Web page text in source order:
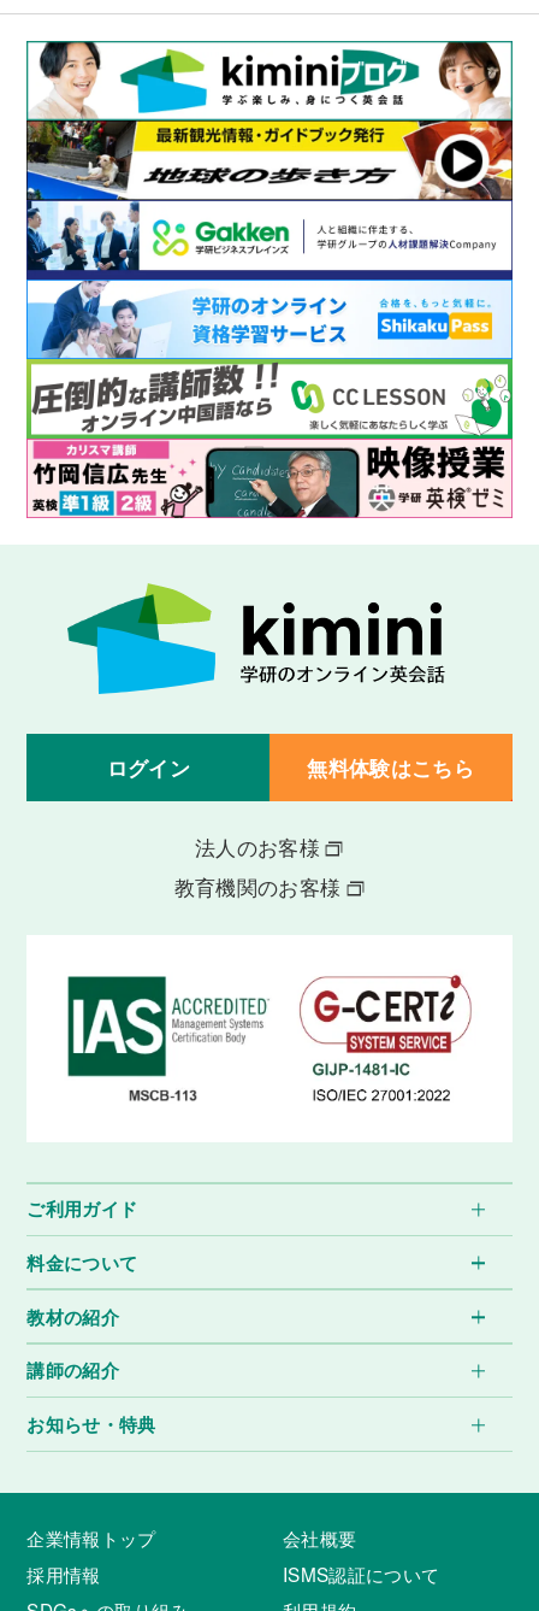
ログイン 無料体験はこちら
法人のお客様
教育機関のお客様
ご利用ガイド
料金について
教材の紹介
講師の紹介
お知らせ・特典
企業情報トップ
会社概要
採用情報
ISMS認証について